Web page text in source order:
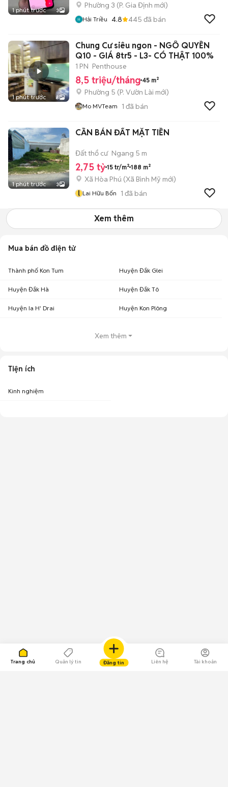
Trang chủ Quản lý tin Đăng tin Liên hệ Tài khoản
1 phút trước 3
Phường 3 (P. Gia Định mới)
Hải Triều 4.8 445 đã bán
1 phút trước 8
Chung Cư siêu ngon - NGÔ QUYỀN
Q10 - GIÁ 8tr5 - L3- CÓ THẬT 100%
1 PN Penthouse
8,5 triệu/tháng 45 m²
Phường 5 (P. Vườn Lài mới)
Mo MVTeam 1 đã bán
1 phút trước 3
CẦN BÁN ĐẤT MẶT TIỀN
Đất thổ cư Ngang 5 m
2,75 tỷ 15 tr/m² 188 m²
Xã Hòa Phú (Xã Bình Mỹ mới)
l Lai Hữu Bốn 1 đã bán
Xem thêm
Mua bán đồ điện tử
Thành phố Kon Tum Huyện Đắk Glei
Huyện Đắk Hà Huyện Đắk Tô
Huyện Ia H' Drai Huyện Kon Plông
Xem thêm
Tiện ích
Kinh nghiệm